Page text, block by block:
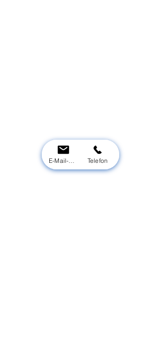
Telefon